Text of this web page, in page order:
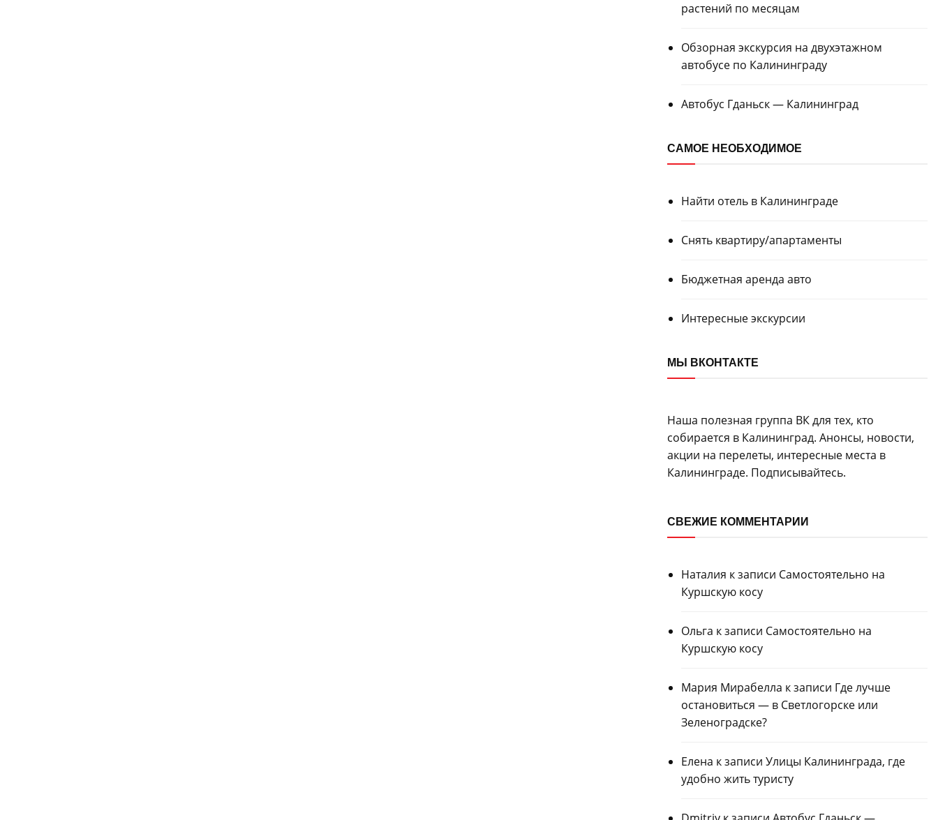
растений по месяцам
Обзорная экскурсия на двухэтажном
автобусе по Калининграду
Автобус Гданьск — Калининград
САМОЕ НЕОБХОДИМОЕ
Найти отель в Калининграде
Снять квартиру/апартаменты
Бюджетная аренда авто
Интересные экскурсии
МЫ ВКОНТАКТЕ
Наша полезная группа ВК для тех, кто
собирается в Калининград. Анонсы, новости,
акции на перелеты, интересные места в
Калининграде. Подписывайтесь.
СВЕЖИЕ КОММЕНТАРИИ
Наталия к записи Самостоятельно на
Куршскую косу
Ольга к записи Самостоятельно на
Куршскую косу
Мария Мирабелла к записи Где лучше
остановиться — в Светлогорске или
Зеленоградске?
Елена к записи Улицы Калининграда, где
удобно жить туристу